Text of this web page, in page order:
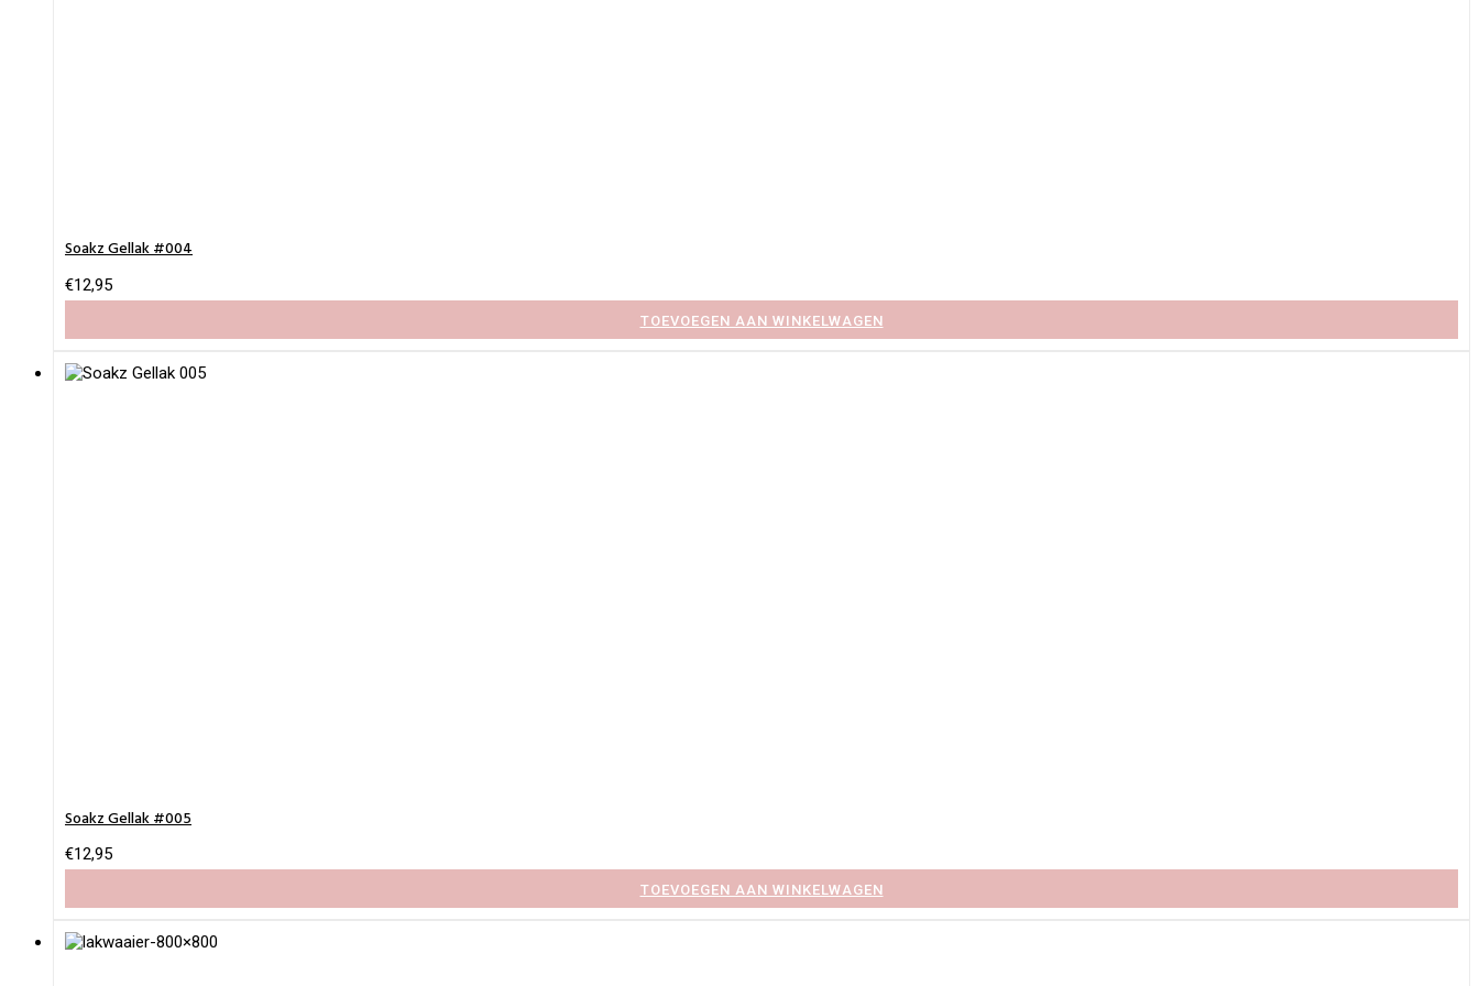
Soakz Gellak #004
€12,95
TOEVOEGEN AAN WINKELWAGEN
Soakz Gellak #005
€12,95
TOEVOEGEN AAN WINKELWAGEN